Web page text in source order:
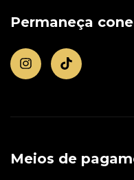
Permaneça
Meios de